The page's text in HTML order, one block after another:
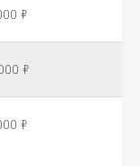
₽
₽
₽